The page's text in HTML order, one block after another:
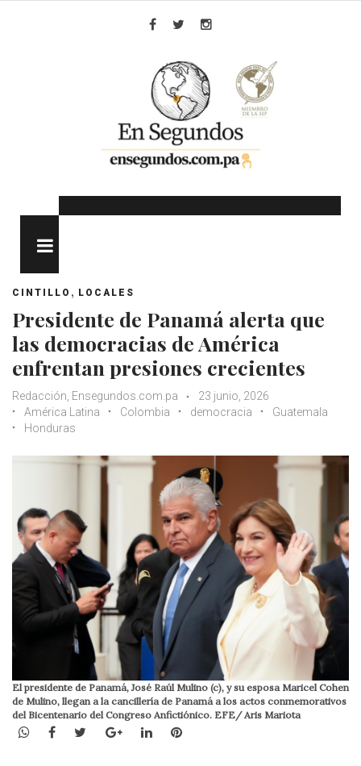
CINTILLO , LOCALES
Presidente de Panamá alerta que
las democracias de América
enfrentan presiones crecientes
Redacción, Ensegundos.com.pa
23 junio, 2026
América Latina
Colombia democracia
Guatemala
Honduras
El presidente de Panamá, José Raúl Mulino (c), y su esposa Maricel Cohen
de Mulino, llegan a la cancillería de Panamá a los actos conmemorativos
del Bicentenario del Congreso Anfictiónico. EFE/ Aris Mariota
WhatsApp
Facebook
TwitterGoogle+LinkedInPinterest